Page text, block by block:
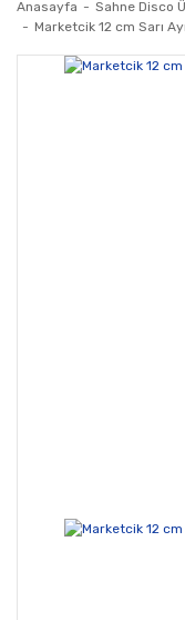
Anasayfa Sahne Disco
Marketcik 12 cm Sarı